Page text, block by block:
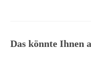
Das könnte Ihnen